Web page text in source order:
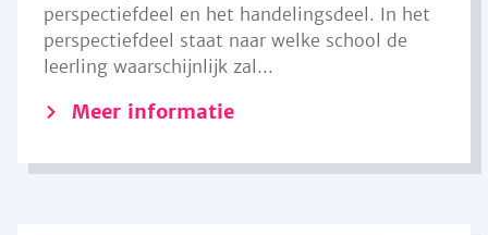
perspectiefdeel en het handelingsdeel. In het
perspectiefdeel staat naar welke school de
leerling waarschijnlijk zal...
Meer informatie